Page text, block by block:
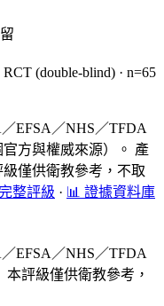
RCT (double-blind) · n=65
EFSA／NHS／TFDA
官方與權威來源）。 產
僅供衛教參考，不取
整評級 · 📊 證據資料庫
EFSA／NHS／TFDA
本評級僅供衛教參考，